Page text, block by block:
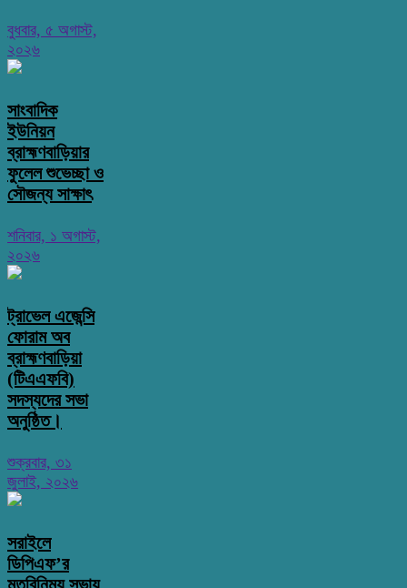
বুধবার, ৫ অগাস্ট,
২০২৬
সাংবাদিক
ইউনিয়ন
ব্রাহ্মণবাড়িয়ার
ফুলেল শুভেচ্ছা ও
সৌজন্য সাক্ষাৎ
শনিবার, ১ অগাস্ট,
২০২৬
ট্রাভেল এজেন্সি
ফোরাম অব
ব্রাহ্মণবাড়িয়া
(টিএএফবি)
সদস্যদের সভা
অনুষ্ঠিত।
শুক্রবার, ৩১
জুলাই, ২০২৬
সরাইলে
ডিপিএফ’র